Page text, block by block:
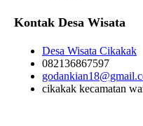
Kontak Desa Wisata
Desa Wisata Cikakak
082136867597
cikakak kecamatan